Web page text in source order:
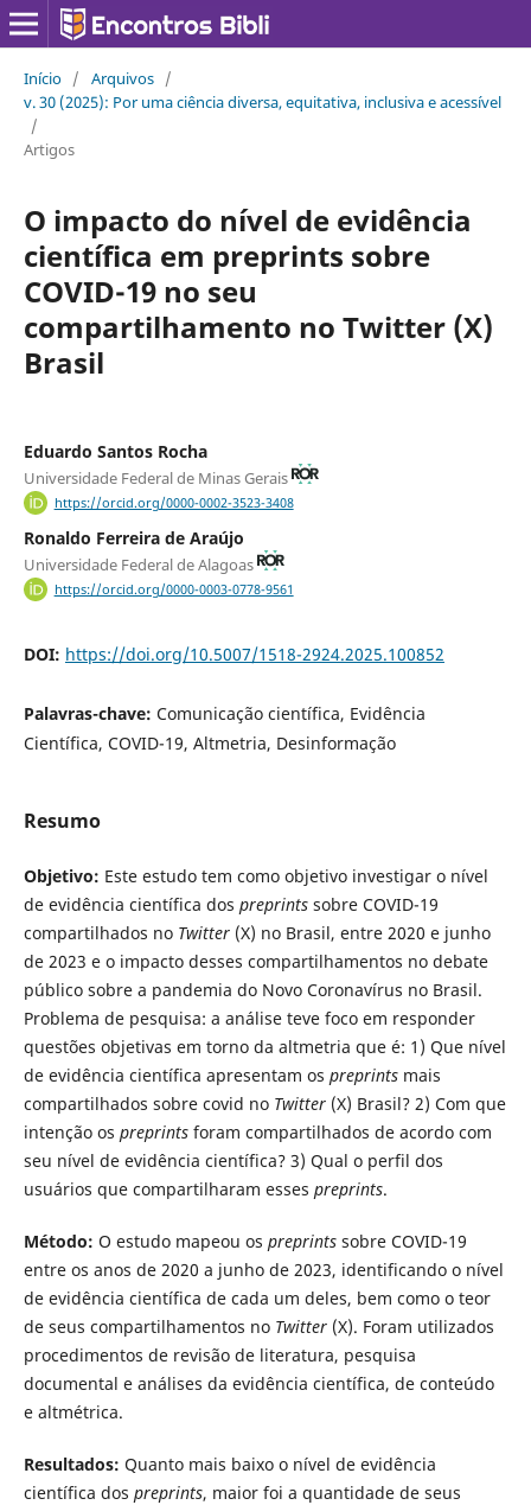
Início / Arquivos /
v. 30 (2025): Por uma ciência diversa, equitativa, inclusiva e acessível
/
Artigos
O impacto do nível de evidência
científica em preprints sobre
COVID-19 no seu
compartilhamento no Twitter (X)
Brasil
Eduardo Santos Rocha
Universidade Federal de Minas Gerais
https://orcid.org/0000-0002-3523-3408
Ronaldo Ferreira de Araújo
Universidade Federal de Alagoas
https://orcid.org/0000-0003-0778-9561
DOI: https://doi.org/10.5007/1518-2924.2025.100852
Palavras-chave: Comunicação científica, Evidência
Científica, COVID-19, Altmetria, Desinformação
Resumo
Objetivo: Este estudo tem como objetivo investigar o nível
de evidência científica dos preprintssobre COVID-19
compartilhados no Twitter (X) no Brasil, entre 2020 e junho
de 2023 e o impacto desses compartilhamentos no debate
público sobre a pandemia do Novo Coronavírus no Brasil.
Problema de pesquisa: a análise teve foco em responder
questões objetivas em torno da altmetria que é: 1) Que nível
de evidência científica apresentam os preprintsmais
compartilhados sobre covid no Twitter(X) Brasil? 2) Com que
intenção os preprintsforam compartilhados de acordo com
seu nível de evidência científica? 3) Qual o perfil dos
usuários que compartilharam esses preprints.
Método: O estudo mapeou os preprintssobre COVID-19
entre os anos de 2020 a junho de 2023, identificando o nível
de evidência científica de cada um deles, bem como o teor
de seus compartilhamentos no Twitter(X). Foram utilizados
procedimentos de revisão de literatura, pesquisa
documental e análises da evidência científica, de conteúdo
e altmétrica.
Resultados: Quanto mais baixo o nível de evidência
científica dos preprints, maior foi a quantidade de seus